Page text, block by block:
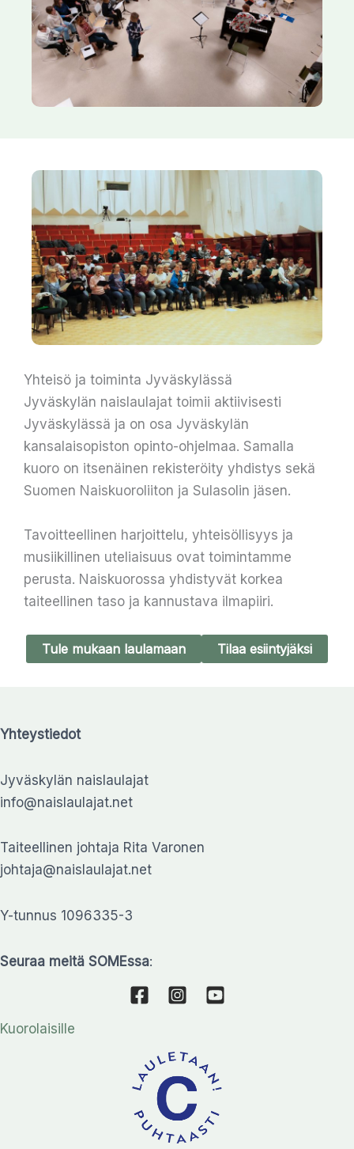
Yhteisö ja toiminta Jyväskylässä
Jyväskylän naislaulajat toimii aktiivisesti
Jyväskylässä ja on osa Jyväskylän
kansalaisopiston opinto-ohjelmaa. Samalla
kuoro on itsenäinen rekisteröity yhdistys sekä
Suomen Naiskuoroliiton ja Sulasolin jäsen.
Tavoitteellinen harjoittelu, yhteisöllisyys ja
musiikillinen uteliaisuus ovat toimintamme
perusta. Naiskuorossa yhdistyvät korkea
taiteellinen taso ja kannustava ilmapiiri.
Tule mukaan laulamaan Tilaa esiintyjäksi
Yhteystiedot
Jyväskylän naislaulajat
info@naislaulajat.net
Taiteellinen johtaja Rita Varonen
johtaja@naislaulajat.net
Y-tunnus 1096335-3
Seuraa meitä SOMEssa:
Kuorolaisille